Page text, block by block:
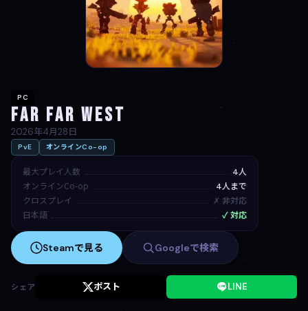
PC
Far Far West
2026年4月28日
PvE オンラインCo-op
最大プレイ人数 4人
オンラインCo-op 4人まで
クロスプレイ ✗ 非対応
日本語 ✓ 対応
Steamで見る Googleで検索
シェア ポスト LINE